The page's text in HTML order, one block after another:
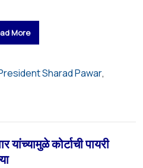
More
Sharad Pawar
कोर्टाची पायरी